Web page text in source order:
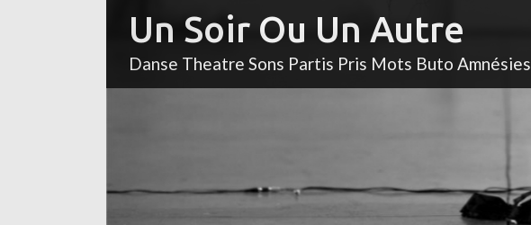
Un Soir Ou Un Autre
Danse Theatre Sons Partis Pris Mots Buto Amnésies